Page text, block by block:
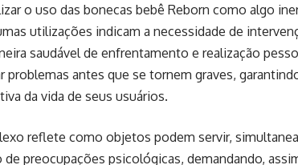
o uso das bonecas bebê Reborn como algo
utilizações indicam a necessidade de
saudável de enfrentamento e realização
problemas antes que se tornem graves,
da vida de seus usuários.
reflete como objetos podem servir,
preocupações psicológicas, demandando,